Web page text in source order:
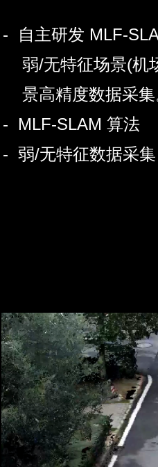
- 自主研发 MLF-
弱/无特征场景(机
景高精度数据采集
- MLF-SLAM 算法
- 弱/无特征数据采集